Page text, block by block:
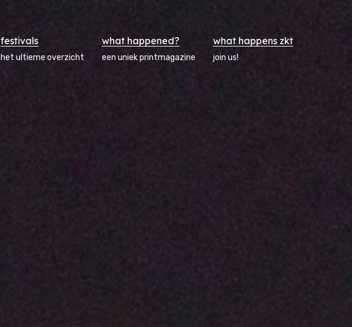
festivals
het ultieme overzicht
what happened?
een uniek printmagazine
what happens zkt
join us!